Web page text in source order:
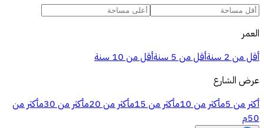
العمر
أقل من 2 سنة
أقل من 5 سنة
أقل من 10 سنة
عرض الشارع
أكثر من 5م
أكثر من 10م أكثر من 15م أكثر من 20م أكثر من 30م
أكثر من
50م